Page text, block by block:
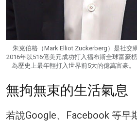
朱克伯格（Mark Elliot Zuckerberg）是社交
2016年以516億美元成功打入福布斯全球富豪
為歷史上最年輕打入世界前5大的億萬富豪。
無拘無束的生活氣息
若說Google、Facebook 等早